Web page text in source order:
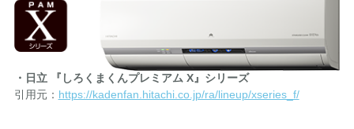
・日立 『しろくまくんプレミアム X』シリーズ
引用元： https://kadenfan.hitachi.co.jp/ra/lineup/xseries_f/